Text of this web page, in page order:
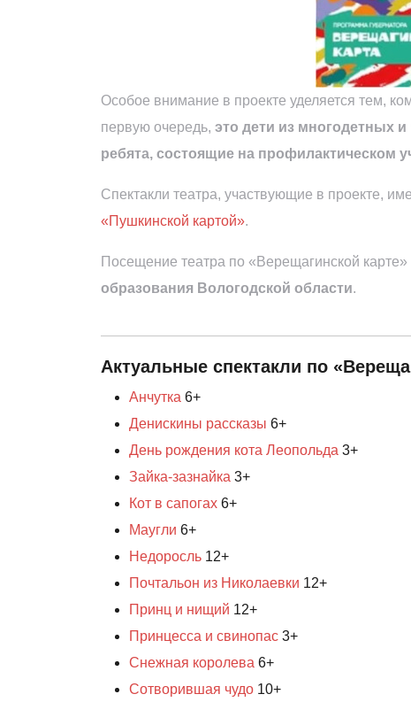
Особое внимание в проекте уделяется тем,
первую очередь, это дети из многодетных
ребята, состоящие на профилактическом
Спектакли театра, участвующие в проекте,
«Пушкинской картой».
Посещение театра по «Верещагинской
образования Вологодской области.
Актуальные спектакли по
Анчутка 6+
Денискины рассказы 6+
День рождения кота Леопольда 3+
Зайка-зазнайка 3+
Кот в сапогах 6+
Маугли 6+
Недоросль 12+
Почтальон из Николаевки 12+
Принц и нищий 12+
Принцесса и свинопас 3+
Снежная королева 6+
Сотворившая чудо 10+